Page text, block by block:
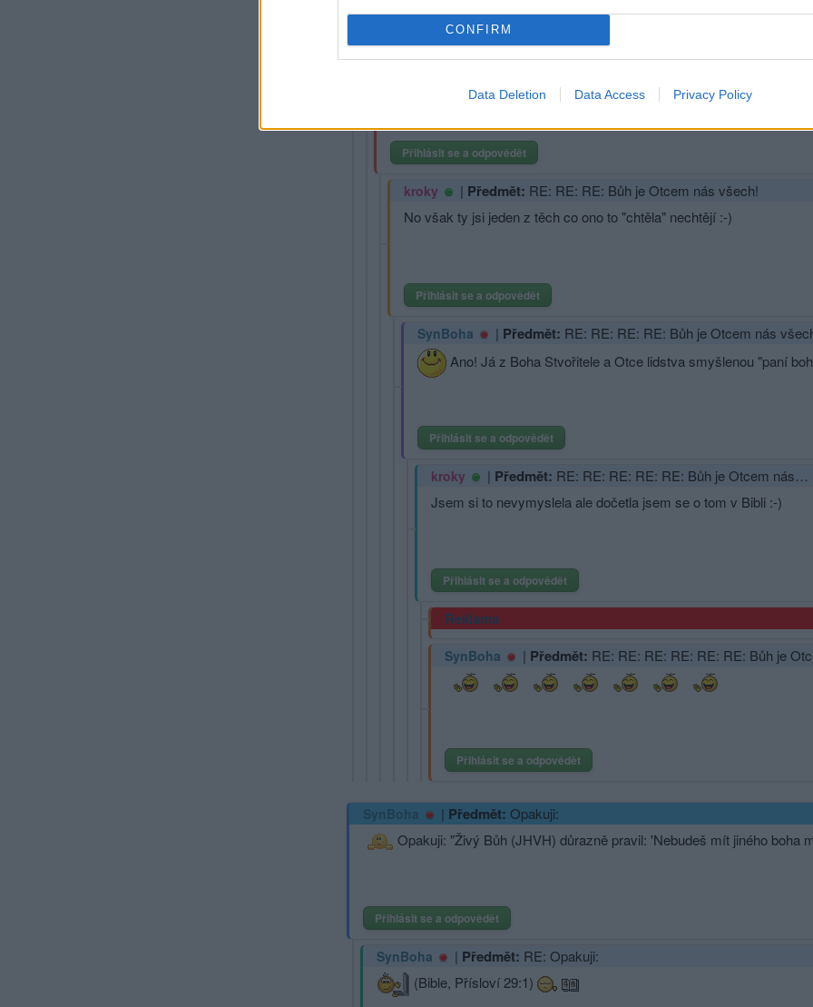
CONFIRM
Data Deletion Data Access Privacy Policy
Přihlásit se a odpovědět
SynBoha |Předmět:RE: RE: Bůh je Otcem nás všech!
Přihlásit se a odpovědět
kroky | Předmět: RE: RE: RE: Bůh je Otcem nás všech!
No však ty jsi jeden z těch co ono to "chtěla" nechtějí :-)
Přihlásit se a odpovědět
SynBoha | Předmět: RE: RE: RE: RE: Bůh je Otcem nás
Ano! Já z Boha Stvořitele a Otce lidstva smyšlenou "paní
Přihlásit se a odpovědět
kroky | Předmět: RE: RE: RE: RE: RE: Bůh je Otcem nás…
Jsem si to nevymyslela ale dočetla jsem se o tom v Bibli :-)
Přihlásit se a odpovědět
Reklama
SynBoha | Předmět: RE: RE: RE: RE: RE: RE: Bůh je
Přihlásit se a odpovědět
SynBoha | Předmět: Opakuji:
Opakuji: "Živý Bůh (JHVH) důrazně pravil: 'Nebudeš mít jiného boha
Přihlásit se a odpovědět
SynBoha | Předmět: RE: Opakuji:
(Bible, Přísloví 29:1)